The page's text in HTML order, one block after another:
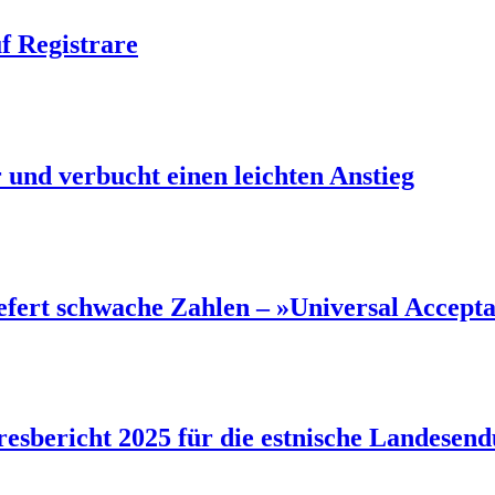
Registrare
verbucht einen leichten Anstieg
schwache Zahlen – »Universal
2025 für die estnische